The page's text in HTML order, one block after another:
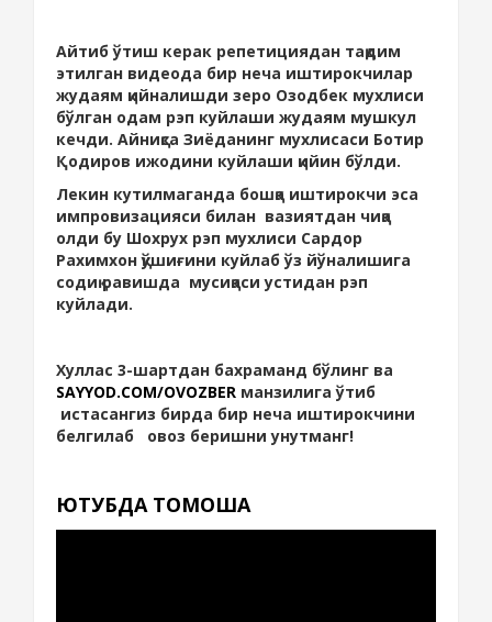
Айтиб ўтиш керак репетициядан тақдим
этилган видеода бир неча иштирокчилар
жудаям қийналишди зеро Озодбек мухлиси
бўлган одам рэп куйлаши жудаям мушкул
кечди. Айниқса Зиёданинг мухлисаси Ботир
Қодиров ижодини куйлаши қийин бўлди.
Лекин кутилмаганда бошқа иштирокчи эса
импровизацияси билан вазиятдан чиқа
олди бу Шохрух рэп мухлиси Сардор
Рахимхон қўшиғини куйлаб ўз йўналишига
содиқ равишда мусиқаси устидан рэп
куйлади.
Хуллас 3-шартдан бахраманд бўлинг ва
SAYYOD.COM/OVOZBER манзилига ўтиб
истасангиз бирда бир неча иштирокчини
белгилаб овоз беришни унутманг!
ЮТУБДА ТОМОША